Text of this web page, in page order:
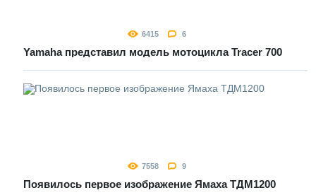
6415 6
Yamaha представил модель мотоцикла Tracer 700
7558 9
Появилось первое изображение Ямаха ТДМ1200